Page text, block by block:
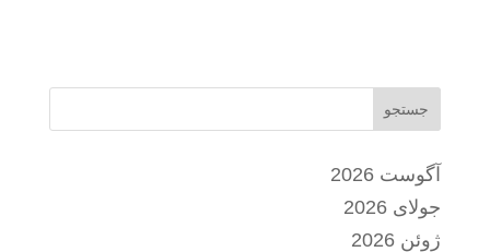
جستجو
آگوست 2026
جولای 2026
ژوئن 2026